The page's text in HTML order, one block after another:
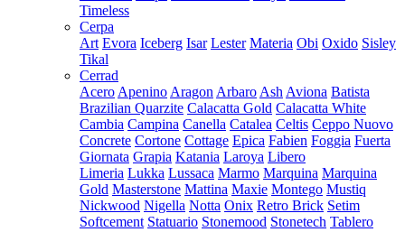
Timeless
Cerpa
Art Evora Iceberg Isar Lester Materia Obi Oxido Sisley
Tikal
Cerrad
Acero Apenino Aragon Arbaro Ash Aviona Batista
Brazilian Quarzite Calacatta Gold Calacatta White
Cambia Campina Canella Catalea Celtis Ceppo Nuovo
Concrete Cortone Cottage Epica Fabien Foggia Fuerta
Giornata Grapia Katania Laroya Libero
Limeria Lukka Lussaca Marmo Marquina Marquina
Gold Masterstone Mattina Maxie Montego Mustiq
Nickwood Nigella Notta Onix Retro Brick Setim
Softcement Statuario Stonemood Stonetech Tablero